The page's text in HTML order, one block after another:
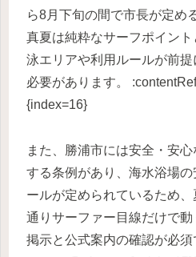
ら8月下旬の間で市長が定め
真夏は純粋なサーフポイン
泳エリアや利用ルールが前
必要があります。
{index=16}
また、勝浦市には安全・安
する条例があり、海水浴場
ールが定められているため
通りサーファー目線だけで
掲示と公式案内の確認が必須